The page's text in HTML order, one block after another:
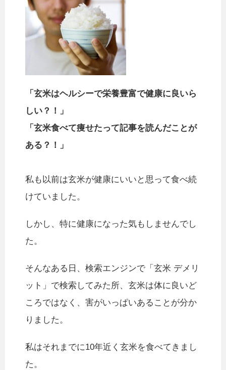
「玄米はヘルシーで栄養豊富で健康に良いら
しい？！」
「玄米食べて痩せたって記事を読んだことが
ある？！」
私も以前は玄米が健康にいいと思って食べ続
けていました。
しかし、特に健康になった気もしませんでし
た。
そんなある日、検索エンジンで「玄米 デメリ
ット」で検索してみた所、玄米は体に良いど
ころではなく、害がいっぱいあることが分か
りました。
私はそれまでに10年近く玄米を食べてきまし
た。